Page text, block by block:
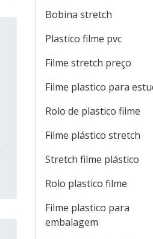
Bobina stretch
Plastico filme pvc
Filme stretch preço
Filme plastico para
Rolo de plastico filme
Filme plástico stretch
Stretch filme plástico
Rolo plastico filme
Filme plastico para
embalagem